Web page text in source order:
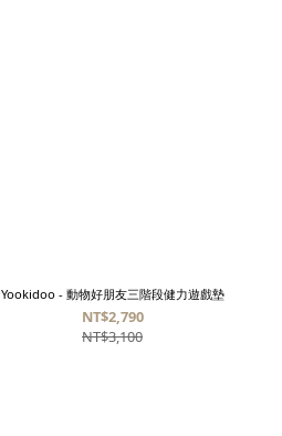
Yookidoo - 動物好朋友三階段健力遊戲墊
NT$2,790
NT$3,100